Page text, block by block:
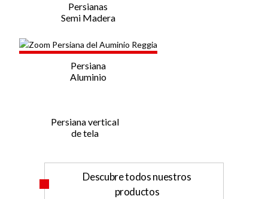
Persianas
Semi Madera
Persiana
Aluminio
Persiana vertical
de tela
Descubre todos nuestros
productos